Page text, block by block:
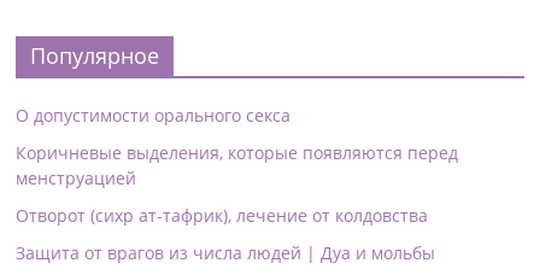
Популярное
О допустимости орального секса
Коричневые выделения, которые появляются перед
менструацией
Отворот (сихр ат-тафрик), лечение от колдовства
Защита от врагов из числа людей | Дуа и мольбы